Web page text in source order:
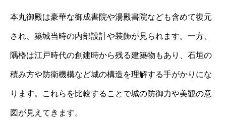
本丸御殿は豪華な御成書院や湯殿書院なども含めて復元
され、築城当時の内部設計や装飾が見られます。一方、
隅櫓は江戸時代の創建時から残る建築物もあり、石垣の
積み方や防衛機構など城の構造を理解する手がかりにな
ります。これらを比較することで城の防御力や美観の意
図が見えてきます。